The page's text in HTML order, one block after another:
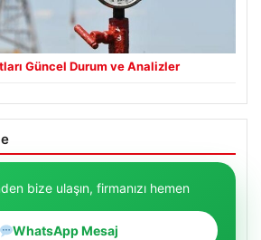
Güncel Durum ve Analizler
bize ulaşın, firmanızı hemen
WhatsApp Mesaj